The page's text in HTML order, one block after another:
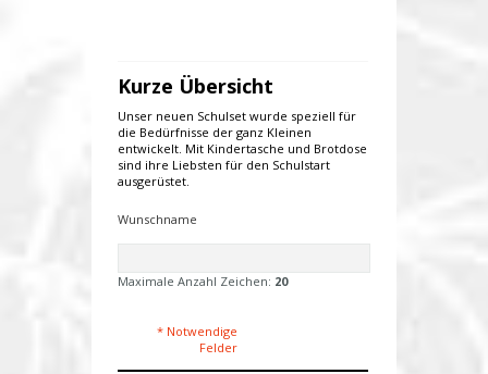
Kurze Übersicht
Unser neuen Schulset wurde speziell für
die Bedürfnisse der ganz Kleinen
entwickelt. Mit Kindertasche und Brotdose
sind ihre Liebsten für den Schulstart
ausgerüstet.
Wunschname
Maximale Anzahl Zeichen: 20
* Notwendige
Felder